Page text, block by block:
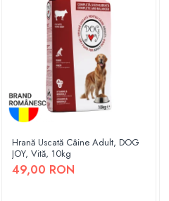
Hrană Uscată Câine Adult, DOG
JOY, Vită, 10kg
49,00 RON